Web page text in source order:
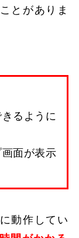
とがありま
るように
面が表示
動作してい